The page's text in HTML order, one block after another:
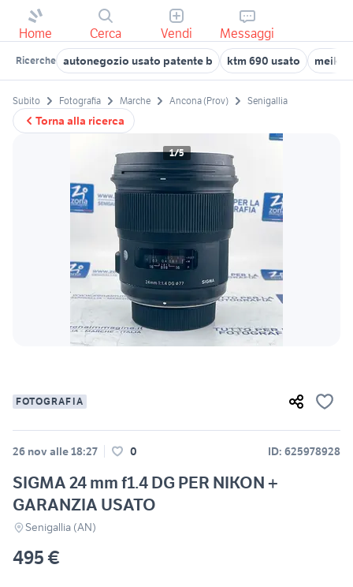
Home Cerca Vendi Messaggi
Ricerche autonegozio usato patente b ktm 690 usato meike
Torna alla ricerca
Subito Fotografia Marche Ancona (Prov) Senigallia
1/5
FOTOGRAFIA
26 nov alle 18:27 0 ID: 625978928
SIGMA 24 mm f1.4 DG PER NIKON +
GARANZIA USATO
Senigallia (AN)
495 €